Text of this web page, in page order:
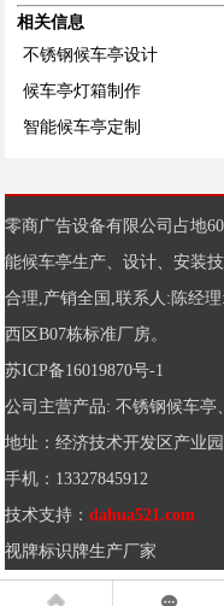
相关信息
不锈钢候车亭设计
候车亭灯箱制作
智能候车亭定制
零商广告设备有限公司占地
能候车亭生产、设计、安装
合理,产销全国,联系人:陈经理
西区B07栋标准厂房。
苏ICP备16019870号-1
公司主营产品:不锈钢候车亭
地址：经济技术开发区产业
手机：13327845912
技术支持：dahua521.com
视牌标识牌生产厂家